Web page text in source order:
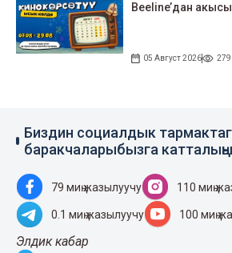
Beeline’дан
05 Август 2026 279
Биздин социалдык
баракчаларыбызга
79 миң жазылуучу 110 миң
0.1 миң жазылуучу 100 миң
Элдик кабар